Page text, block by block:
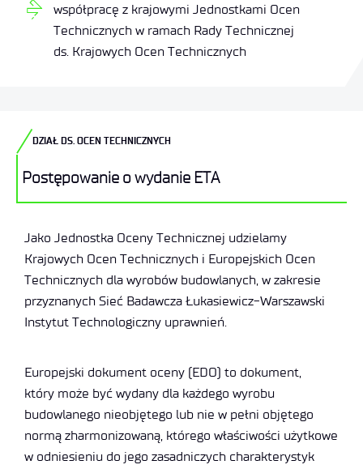
współpracę z krajowymi Jednostkami Ocen
Technicznych w ramach Rady Technicznej
ds. Krajowych Ocen Technicznych
DZIAŁ DS. OCEN TECHNICZNYCH
Postępowanie o wydanie ETA
Jako Jednostka Oceny Technicznej udzielamy
Krajowych Ocen Technicznych i Europejskich Ocen
Technicznych dla wyrobów budowlanych, w zakresie
przyznanych Sieć Badawcza Łukasiewicz-Warszawski
Instytut Technologiczny uprawnień.
Europejski dokument oceny (EDO) to dokument,
który może być wydany dla każdego wyrobu
budowlanego nieobjętego lub nie w pełni objętego
normą zharmonizowaną, którego właściwości użytkowe
w odniesieniu do jego zasadniczych charakterystyk